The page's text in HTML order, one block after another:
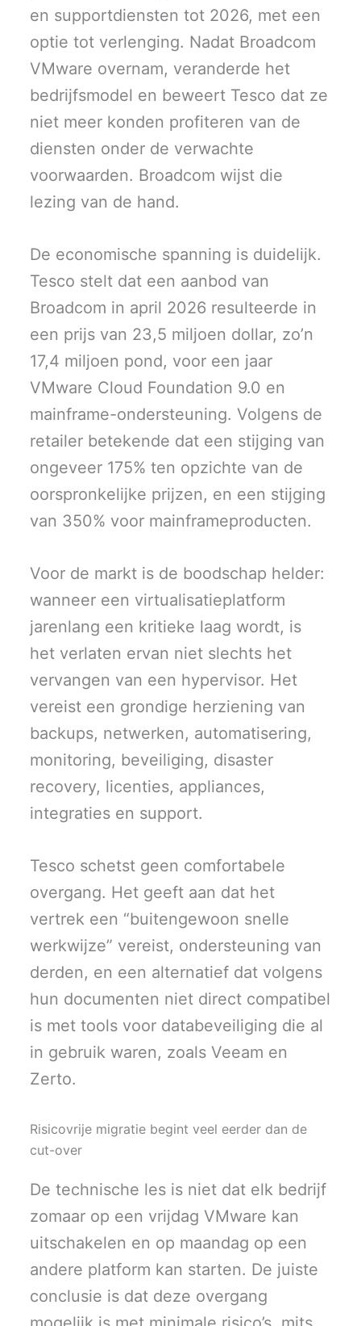
en supportdiensten tot 2026, met een
optie tot verlenging. Nadat Broadcom
VMware overnam, veranderde het
bedrijfsmodel en beweert Tesco dat ze
niet meer konden profiteren van de
diensten onder de verwachte
voorwaarden. Broadcom wijst die
lezing van de hand.
De economische spanning is duidelijk.
Tesco stelt dat een aanbod van
Broadcom in april 2026 resulteerde in
een prijs van 23,5 miljoen dollar, zo’n
17,4 miljoen pond, voor een jaar
VMware Cloud Foundation 9.0 en
mainframe-ondersteuning. Volgens de
retailer betekende dat een stijging van
ongeveer 175% ten opzichte van de
oorspronkelijke prijzen, en een stijging
van 350% voor mainframeproducten.
Voor de markt is de boodschap helder:
wanneer een virtualisatieplatform
jarenlang een kritieke laag wordt, is
het verlaten ervan niet slechts het
vervangen van een hypervisor. Het
vereist een grondige herziening van
backups, netwerken, automatisering,
monitoring, beveiliging, disaster
recovery, licenties, appliances,
integraties en support.
Tesco schetst geen comfortabele
overgang. Het geeft aan dat het
vertrek een “buitengewoon snelle
werkwijze” vereist, ondersteuning van
derden, en een alternatief dat volgens
hun documenten niet direct compatibel
is met tools voor databeveiliging die al
in gebruik waren, zoals Veeam en
Zerto.
Risicovrije migratie begint veel eerder dan de
cut-over
De technische les is niet dat elk bedrijf
zomaar op een vrijdag VMware kan
uitschakelen en op maandag op een
andere platform kan starten. De juiste
conclusie is dat deze overgang